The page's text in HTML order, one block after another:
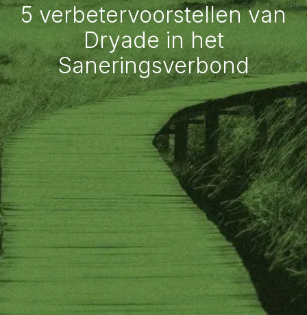
5 verbetervoorstellen van
Dryade in het
Saneringsverbond